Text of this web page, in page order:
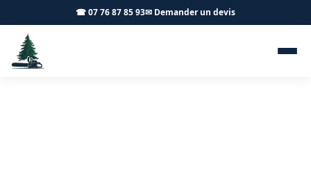
☎ 07 76 87 85 93✉ Demander un devis